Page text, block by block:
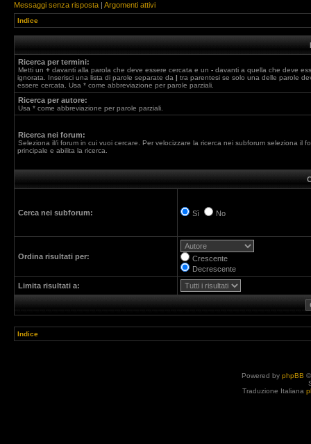
Messaggi senza risposta | Argomenti attivi
Indice
Ricerca per termini:
Metti un + davanti alla parola che deve essere cercata e un - davanti a quella che deve
ignorata. Inserisci una lista di parole separate da | tra parentesi se solo una delle parole
essere cercata. Usa * come abbreviazione per parole parziali.
Ricerca per autore:
Usa * come abbreviazione per parole parziali.
Ricerca nei forum:
Seleziona il/i forum in cui vuoi cercare. Per velocizzare la ricerca nei subforum seleziona il
principale e abilita la ricerca.
Cerca nei subforum: Sì No
Ordina risultati per:
Crescente
Decrescente
Limita risultati a:
Indice
Powered by phpBB
Traduzione Italiana